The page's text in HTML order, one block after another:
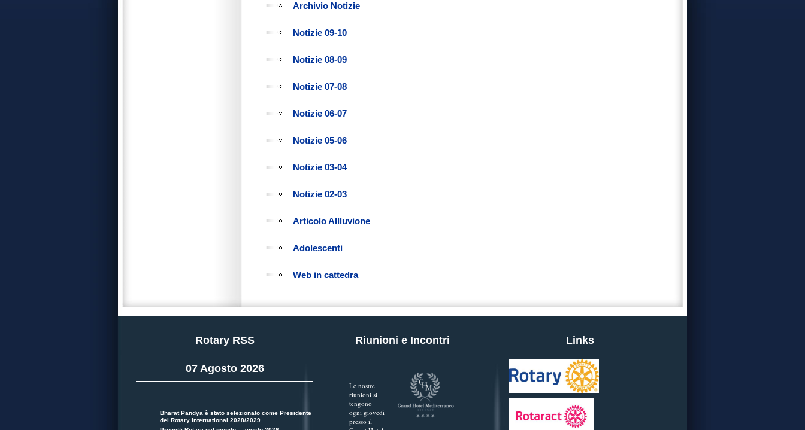
Archivio Notizie
Notizie 09-10
Notizie 08-09
Notizie 07-08
Notizie 06-07
Notizie 05-06
Notizie 03-04
Notizie 02-03
Articolo Allluvione
Adolescenti
Web in cattedra
Rotary RSS
07 Agosto 2026
Bharat Pandya è stato selezionato come Presidente
del Rotary International 2028/2029
Riunioni e Incontri
Le nostre
riunioni si
tengono
ogni giovedì
presso il
Links